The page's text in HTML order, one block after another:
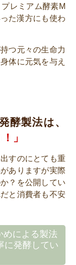
レミアム酵素M
た漢方にも使わ
つ元々の生命力
体に元気を与え
酵製法は、
」
すのにとても重
ありますが実際
？を公開してい
と消費者も不安
めによる製法
に発酵してい